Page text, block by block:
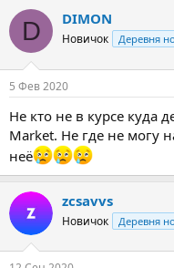
D DIMON
Новичок Деревня
5 Фев 2020
Не кто не в курсе куда
Market. Не где не могу
неё
zcsavvs
Новичок Деревня